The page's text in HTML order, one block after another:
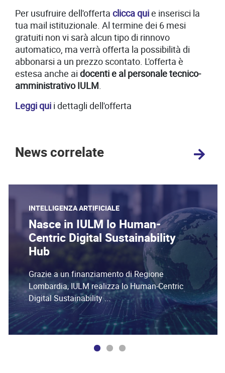
Per usufruire dell'offerta clicca quie inserisci la
tua mail istituzionale. Al termine dei 6 mesi
gratuiti non vi sarà alcun tipo di rinnovo
automatico, ma verrà offerta la possibilità di
abbonarsi a un prezzo scontato. L'offerta è
estesa anche ai docenti e al personale tecnico-
amministrativo IULM.
Leggi qui i dettagli dell'offerta
News correlate
INTELLIGENZA ARTIFICIALE
Nasce in IULM lo Human-
Centric Digital Sustainability
Hub
Grazie a un finanziamento di Regione
Lombardia, IULM realizza lo Human-Centric
Digital Sustainability ...